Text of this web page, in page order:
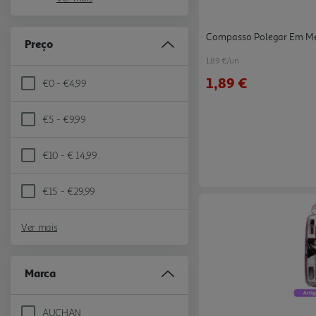
Preço
€0 - €4,99
Refine by Preço: €0 - €4,99
€5 - €9,99
Refine by Preço: €5 - €9,99
€10 - € 14,99
Refine by Preço: €10 - € 14,99
€15 - €29,99
Refine by Preço: €15 - €29,99
Ver mais
Marca
AUCHAN
Compasso Polegar Em
1.89 €/un
1,89 €